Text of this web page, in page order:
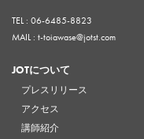
TEL : 06-6485-8823
MAIL : t-toiawase@jotst.com
JOTについて
プレスリリース
アクセス
講師紹介